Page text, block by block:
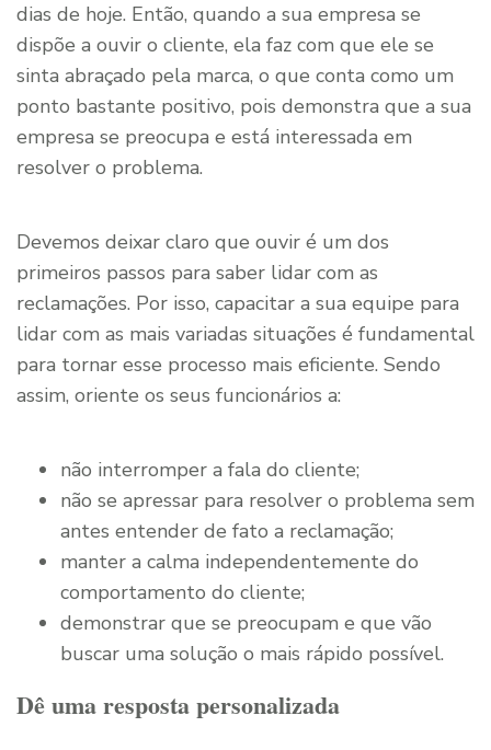
dias de hoje. Então, quando a sua empresa se
dispõe a ouvir o cliente, ela faz com que ele se
sinta abraçado pela marca, o que conta como um
ponto bastante positivo, pois demonstra que a sua
empresa se preocupa e está interessada em
resolver o problema.
Devemos deixar claro que ouvir é um dos
primeiros passos para saber lidar com as
reclamações. Por isso, capacitar a sua equipe para
lidar com as mais variadas situações é fundamental
para tornar esse processo mais eficiente. Sendo
assim, oriente os seus funcionários a:
não interromper a fala do cliente;
não se apressar para resolver o problema sem
antes entender de fato a reclamação;
manter a calma independentemente do
comportamento do cliente;
demonstrar que se preocupam e que vão
buscar uma solução o mais rápido possível.
Dê uma resposta personalizada